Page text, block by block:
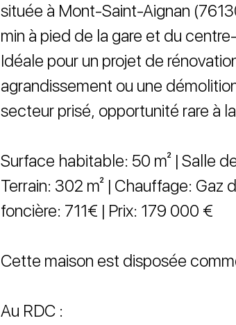
située à Mont-Saint-Aignan
min à pied de la gare et du
Idéale pour un projet de
agrandissement ou une
secteur prisé, opportunité rare à
Surface habitable: 50 m² | Salle
Terrain: 302 m² | Chauffage: Gaz
foncière: 711€ | Prix: 179 000 €
Cette maison est disposée
Au RDC :